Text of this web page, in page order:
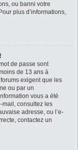
ou banni votre
plus d’informations,
de passe sont
de 13 ans à
exigent que les
ou par un
vous a été
mail, consultez les
adresse, ou l’e-
contactez un